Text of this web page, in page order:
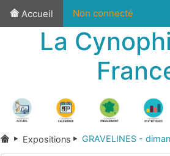
Accueil Non connecté
La
Expositions GRAVELINES -